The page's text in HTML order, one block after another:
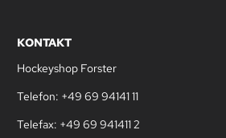
KONTAKT
Hockeyshop Forster
Telefon: +49 69 94141 11
Telefax: +49 69 941411 2